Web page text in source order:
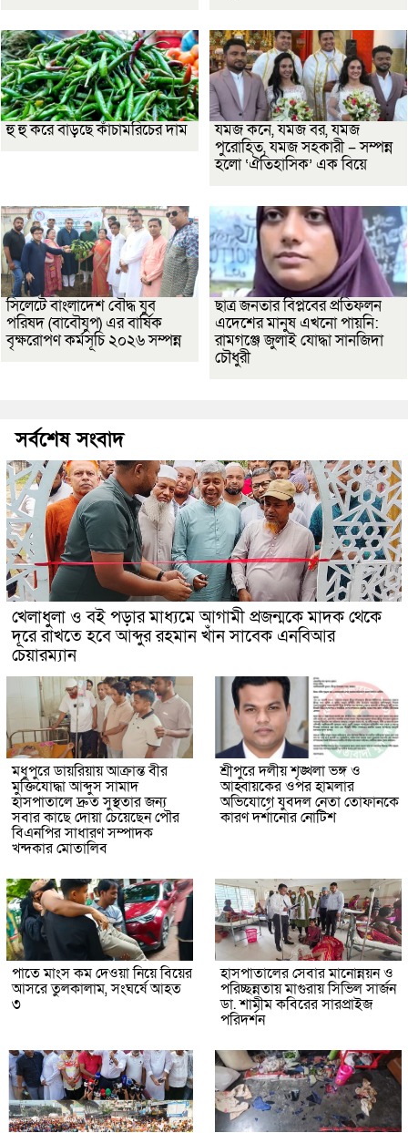
হু হু করে বাড়ছে কাঁচামরিচের দাম
যমজ কনে, যমজ বর, যমজ
পুরোহিত, যমজ সহকারী – সম্পন্ন
হলো ‘ঐতিহাসিক’ এক বিয়ে
সিলেটে বাংলাদেশ বৌদ্ধ যুব
পরিষদ (বাবৌযুপ) এর বার্ষিক
বৃক্ষরোপণ কর্মসূচি ২০২৬ সম্পন্ন
ছাত্র জনতার বিপ্লবের প্রতিফলন
এদেশের মানুষ এখনো পায়নি:
রামগঞ্জে জুলাই যোদ্ধা সানজিদা
চৌধুরী
সর্বশেষ সংবাদ
খেলাধুলা ও বই পড়ার মাধ্যমে আগামী প্রজন্মকে মাদক থেকে
দূরে রাখতে হবে আব্দুর রহমান খাঁন সাবেক এনবিআর
চেয়ারম্যান
মধুপুরে ডায়রিয়ায় আক্রান্ত বীর
মুক্তিযোদ্ধা আব্দুস সামাদ
হাসপাতালে দ্রুত সুস্থতার জন্য
সবার কাছে দোয়া চেয়েছেন পৌর
বিএনপির সাধারণ সম্পাদক
খন্দকার মোতালিব
শ্রীপুরে দলীয় শৃঙ্খলা ভঙ্গ ও
আহ্বায়কের ওপর হামলার
অভিযোগে যুবদল নেতা তোফানকে
কারণ দর্শানোর নোটিশ
পাতে মাংস কম দেওয়া নিয়ে বিয়ের
আসরে তুলকালাম, সংঘর্ষে আহত
৩
হাসপাতালের সেবার মানোন্নয়ন ও
পরিচ্ছন্নতায় মাগুরায় সিভিল সার্জন
ডা. শামীম কবিরের সারপ্রাইজ
পরিদর্শন